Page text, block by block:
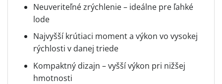
Neuveriteľné zrýchlenie – ideálne pre ľahké
lode
Najvyšší krútiaci moment a výkon vo vysokej
rýchlosti v danej triede
Kompaktný dizajn – vyšší výkon pri nižšej
hmotnosti